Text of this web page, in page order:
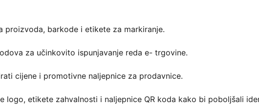
proizvoda, barkode i etikete za markiranje.
za učinkovito ispunjavanje reda e- trgovine.
cijene i promotivne naljepnice za prodavnice.
logo, etikete zahvalnosti i naljepnice QR koda kako bi poboljšali